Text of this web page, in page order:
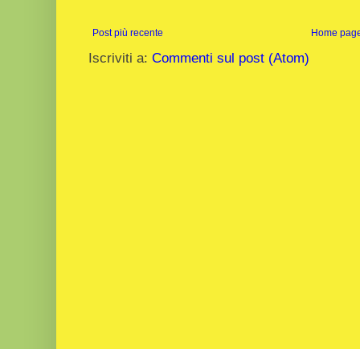
Post più recente Home
Iscriviti a: Commenti sul post (Atom)